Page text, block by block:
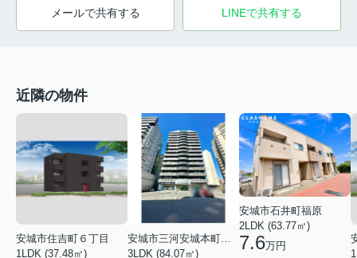
メールで共有する LINEで共有する
近隣の物件
安城市住吉町６丁目
1LDK (37.48㎡)
安城市三河安城本町２丁目
3LDK (84.07㎡)
安城市石井町福原
2LDK (63.77㎡)
7.6万円